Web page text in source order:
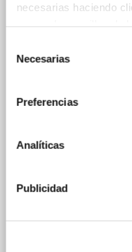
necesarias haciendo
Necesarias
Preferencias
Analíticas
Publicidad